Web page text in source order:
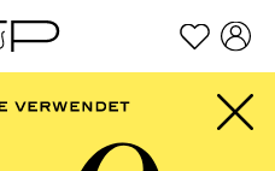
Zum Footer springen